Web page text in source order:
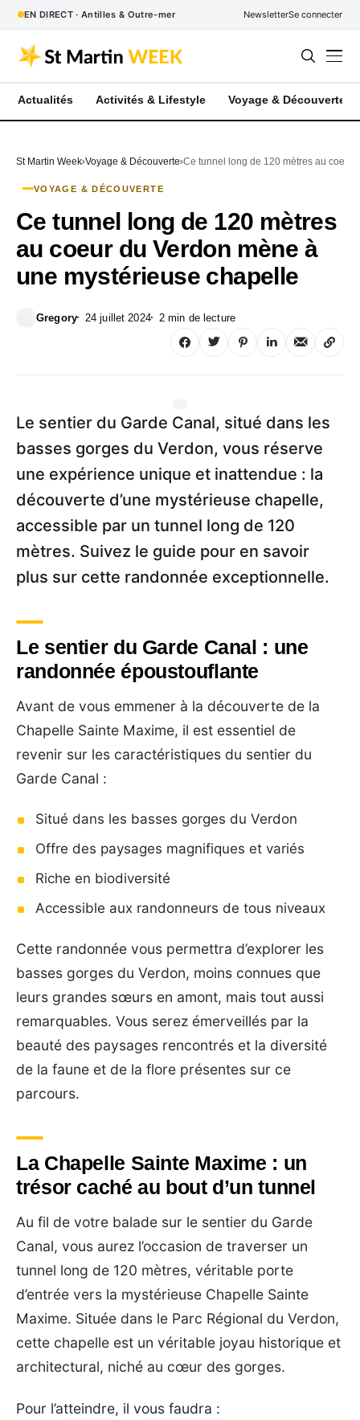
EN DIRECT · Antilles & Outre-mer NewsletterSe connecter
Actualités Activités & Lifestyle Voyage & Découverte
St Martin Week Voyage & Découverte Ce tunnel long de 120 mètres au coeur
VOYAGE & DÉCOUVERTE
Ce tunnel long de 120 mètres
au coeur du Verdon mène à
une mystérieuse chapelle
Gregory 24 juillet 2024 2 min de lecture
Le sentier du Garde Canal, situé dans les
basses gorges du Verdon, vous réserve
une expérience unique et inattendue : la
découverte d’une mystérieuse chapelle,
accessible par un tunnel long de 120
mètres. Suivez le guide pour en savoir
plus sur cette randonnée exceptionnelle.
Le sentier du Garde Canal : une
randonnée époustouflante
Avant de vous emmener à la découverte de la
Chapelle Sainte Maxime, il est essentiel de
revenir sur les caractéristiques du sentier du
Garde Canal :
Situé dans les basses gorges du Verdon
Offre des paysages magnifiques et variés
Riche en biodiversité
Accessible aux randonneurs de tous niveaux
Cette randonnée vous permettra d’explorer les
basses gorges du Verdon, moins connues que
leurs grandes sœurs en amont, mais tout aussi
remarquables. Vous serez émerveillés par la
beauté des paysages rencontrés et la diversité
de la faune et de la flore présentes sur ce
parcours.
La Chapelle Sainte Maxime : un
trésor caché au bout d’un tunnel
Au fil de votre balade sur le sentier du Garde
Canal, vous aurez l’occasion de traverser un
tunnel long de 120 mètres, véritable porte
d’entrée vers la mystérieuse Chapelle Sainte
Maxime. Située dans le Parc Régional du Verdon,
cette chapelle est un véritable joyau historique et
architectural, niché au cœur des gorges.
Pour l’atteindre, il vous faudra :